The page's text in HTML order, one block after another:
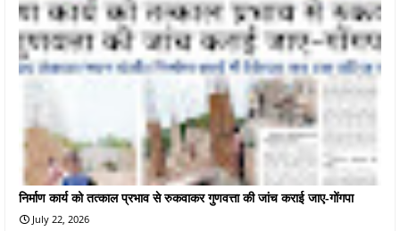
निर्माण कार्य को तत्काल प्रभाव से रुकवाकर गुणवत्ता की जांच कराई जाए-गोंगपा
July 22, 2026